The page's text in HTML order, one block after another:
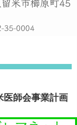
師会事業計画